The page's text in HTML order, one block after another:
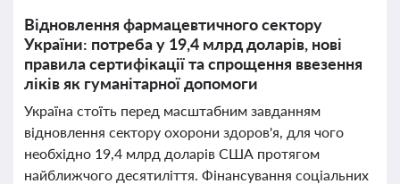
Відновлення фармацевтичного сектору
України: потреба у 19,4 млрд доларів, нові
правила сертифікації та спрощення ввезення
ліків як гуманітарної допомоги
Україна стоїть перед масштабним завданням
відновлення сектору охорони здоров'я, для чого
необхідно 19,4 млрд доларів США протягом
найближчого десятиліття. Фінансування соціальних